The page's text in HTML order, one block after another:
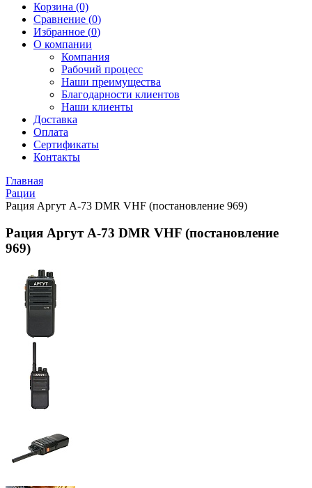
Корзина (0)
Сравнение (0)
Избранное (0)
О компании
Компания
Рабочий процесс
Наши преимущества
Благодарности клиентов
Наши клиенты
Доставка
Оплата
Сертификаты
Контакты
Главная
Рации
Рация Аргут А-73 DMR VHF (постановление 969)
Рация Аргут А-73 DMR VHF (постановление
969)